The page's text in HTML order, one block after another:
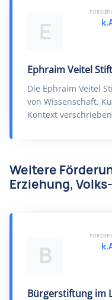
E
Ephraim Veitel
Die Ephraim Veitel
von Wissenschaft,
Kontext
Weitere
Erziehung,
B
Bürgerstiftung im